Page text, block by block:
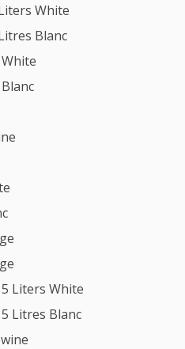
White
Blanc
5 Liters White
Litres Blanc